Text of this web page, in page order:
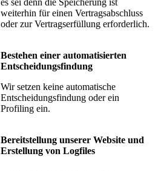
es sei denn die Speicherung ist
weiterhin für einen Vertragsabschluss
oder zur Vertragserfüllung erforderlich.
Bestehen einer automatisierten
Entscheidungsfindung
Wir setzen keine automatische
Entscheidungsfindung oder ein
Profiling ein.
Bereitstellung unserer Website und
Erstellung von Logfiles